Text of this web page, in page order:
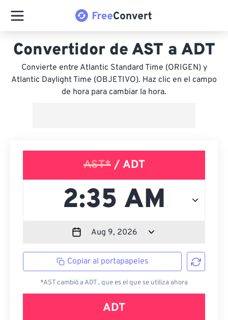
Convertidor de AST a ADT
Convierte entre Atlantic Standard Time (ORIGEN) y
Atlantic Daylight Time (OBJETIVO). Haz clic en el campo
de hora para cambiar la hora.
AST*/ ADT
Copiar al portapapeles
*AST cambió a ADT , que es el que se utiliza ahora
ADT